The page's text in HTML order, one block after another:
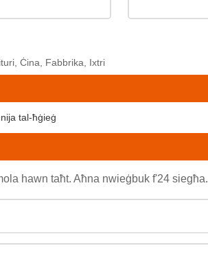
Ċina, Fabbrika, Ixtri
tal-ħġieġ
hawn taħt. Aħna nwieġbuk f'24 siegħa.